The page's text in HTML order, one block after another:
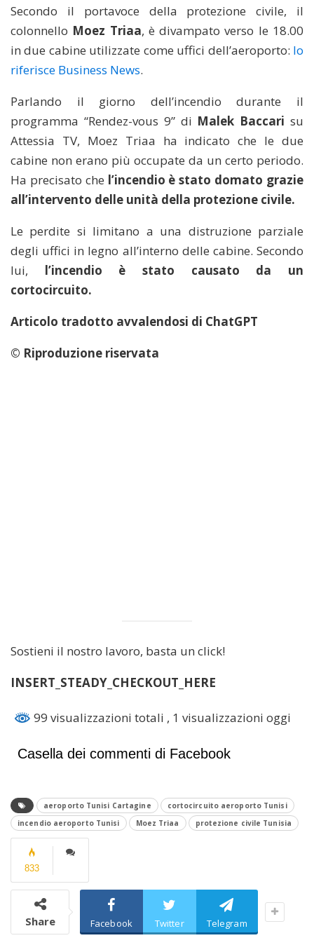
Secondo il portavoce della protezione civile, il
colonnello Moez Triaa, è divampato verso le 18.00
in due cabine utilizzate come uffici dell’aeroporto: lo
riferisce Business News.
Parlando il giorno dell’incendio durante il
programma “Rendez-vous 9” di Malek Baccari su
Attessia TV, Moez Triaa ha indicato che le due
cabine non erano più occupate da un certo periodo.
Ha precisato che l’incendio è stato domato grazie
all’intervento delle unità della protezione civile.
Le perdite si limitano a una distruzione parziale
degli uffici in legno all’interno delle cabine. Secondo
lui, l’incendio è stato causato da un
cortocircuito.
Articolo tradotto avvalendosi di ChatGPT
© Riproduzione riservata
Sostieni il nostro lavoro, basta un click!
INSERT_STEADY_CHECKOUT_HERE
99 visualizzazioni totali , 1 visualizzazioni oggi
Casella dei commenti di Facebook
aeroporto Tunisi Cartagine
cortocircuito aeroporto Tunisi
incendio aeroporto Tunisi
Moez Triaa protezione civile Tunisia
833
Share Facebook Twitter Telegram